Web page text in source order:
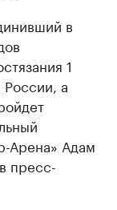
в
1
а
Арена» Адам
пресс-